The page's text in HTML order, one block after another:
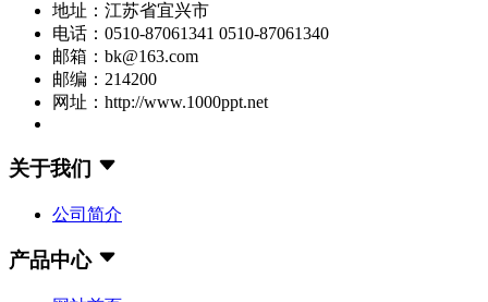
地址：江苏省宜兴市
电话：0510-87061341 0510-87061340
邮箱：bk@163.com
邮编：214200
网址：http://www.1000ppt.net
关于我们
公司简介
产品中心